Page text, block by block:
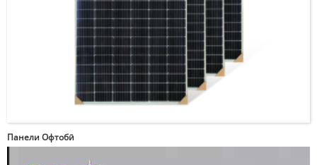
Панели Офтобӣ